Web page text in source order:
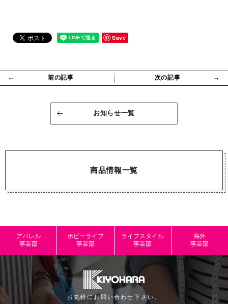
Save
← 前の記事 次の記事 →
お知らせ一覧
商品情報一覧
アパレル
事業部
ホビーライフ
事業部
ライフスタイル
事業部
海外
事業部
お気軽にお問い合わせ下さい。